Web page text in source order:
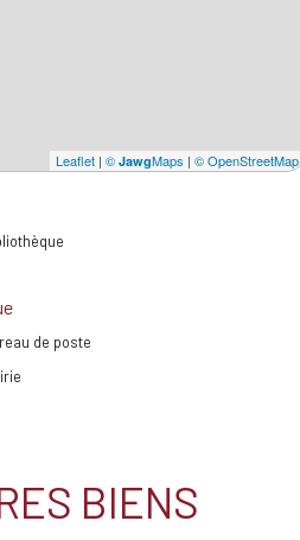
Leaflet | © JawgMaps | © OpenStreetMap
de poste
BIENS